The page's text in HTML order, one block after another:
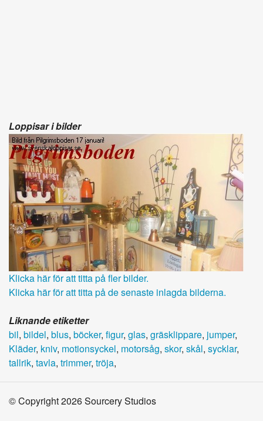
Loppisar i bilder
Klicka här för att titta på fler bilder.
Klicka här för att titta på de senaste inlagda bilderna.
Liknande etiketter
bil, bildel, blus, böcker, figur, glas, gräsklippare, jumper,
Kläder, kniv, motionsyckel, motorsåg, skor, skål, sycklar,
tallrik, tavla, trimmer, tröja,
© Copyright 2026 Sourcery Studios